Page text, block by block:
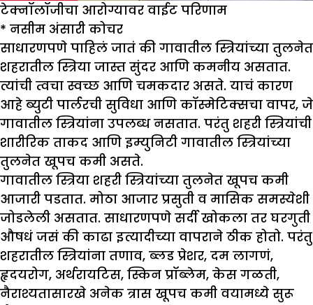
टेक्नॉलॉजीचा आरोग्यावर वाईट परिणाम
* नसीम अंसारी कोचर
साधारणपणे पाहिलं जातं की गावातील स्त्रियांच्या तुलनेत
शहरातील स्त्रिया जास्त सुंदर आणि कमनीय असतात.
त्यांची त्वचा स्वच्छ आणि चमकदार असते. याचं कारण
आहे ब्युटी पार्लरची सुविधा आणि कॉस्मेटिक्सचा वापर, जे
गावातील स्त्रियांना उपलब्ध नसतात. परंतु शहरी स्त्रियांची
शारीरिक ताकद आणि इम्युनिटी गावातील स्त्रियांच्या
तुलनेत खूपच कमी असते.
गावातील स्त्रिया शहरी स्त्रियांच्या तुलनेत खूपच कमी
आजारी पडतात. मोठा आजार प्रसुती व मासिक समस्येशी
जोडलेली असतात. साधारणपणे सर्दी खोकला तर घरगुती
औषधं जसं की काढा इत्यादीच्या वापराने ठीक होतो. परंतु
शहरातील स्त्रियांना तणाव, ब्लड प्रेशर, दम लागणं,
हृदयरोग, अर्थरायटिस, स्किन प्रॉब्लेम, केस गळती,
नैराश्यतासारखे अनेक त्रास खूपच कमी वयामध्ये सुरू